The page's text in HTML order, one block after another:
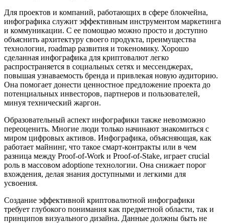
Для проектов и компаний, работающих в сфере блокчейна,
инфографика служит эффективным инструментом маркетинга
и коммуникации. С ее помощью можно просто и доступно
объяснить архитектуру своего продукта, преимущества
технологии, roadmap развития и токеномику. Хорошо
сделанная инфографика для криптовалют легко
распространяется в социальных сетях и мессенджерах,
повышая узнаваемость бренда и привлекая новую аудиторию.
Она помогает донести ценностное предложение проекта до
потенциальных инвесторов, партнеров и пользователей,
минуя технический жаргон.
Образовательный аспект инфографики также невозможно
переоценить. Многие люди только начинают знакомиться с
миром цифровых активов. Инфографика, объясняющая, как
работает майнинг, что такое смарт-контракты или в чем
разница между Proof-of-Work и Proof-of-Stake, играет crucial
роль в массовом adoptionе технологии. Она снижает порог
вхождения, делая знания доступными и легкими для
усвоения.
Создание эффективной криптовалютной инфографики
требует глубокого понимания как предметной области, так и
принципов визуального дизайна. Данные должны быть не